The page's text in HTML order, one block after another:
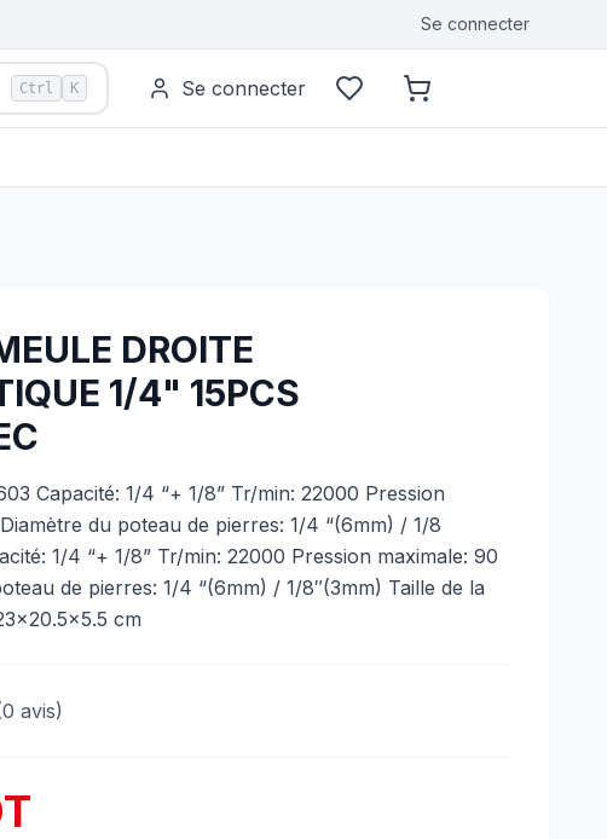
Se connecter
Ctrl K Se connecter
DROITE
1/4" 15PCS
Capacité: 1/4 “+ 1/8” Tr/min: 22000 Pression
du poteau de pierres: 1/4 “(6mm) / 1/8
1/4 “+ 1/8” Tr/min: 22000 Pression maximale: 90
de pierres: 1/4 “(6mm) / 1/8″(3mm) Taille de la
cm
0 avis)